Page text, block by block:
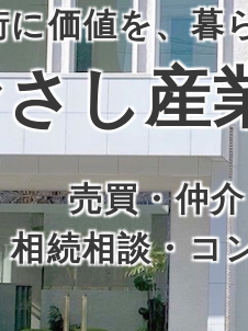
に価値を、暮
し産
売買・仲
相続相談・コ